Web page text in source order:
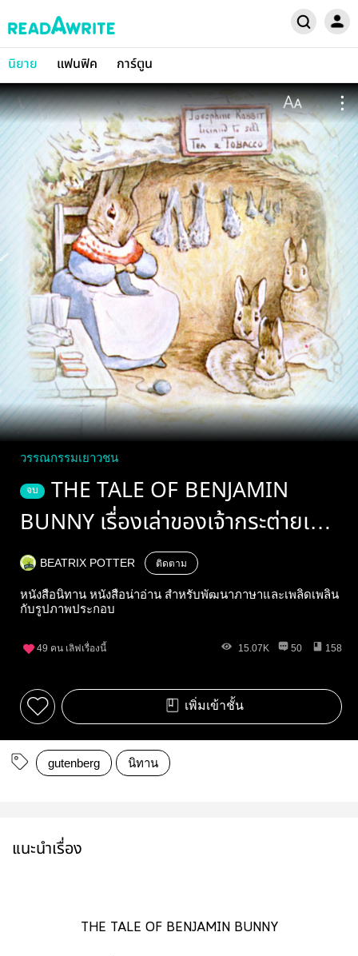
นิยาย แฟนฟิค การ์ตูน
วรรณกรรมเยาวชน
จบ
THE TALE OF BENJAMIN
BUNNY เรื่องเล่าของเจ้ากระต่ายเบน
จามิน
BEATRIX POTTER ติดตาม
หนังสือนิทาน หนังสือน่าอ่าน สำหรับพัฒนาภาษาและเพลิดเพลิน
กับรูปภาพประกอบ
49 คน เลิฟเรื่องนี้ 15.07K 50 158
เพิ่มเข้าชั้น
gutenberg นิทาน
แนะนำเรื่อง
THE TALE OF BENJAMIN BUNNY